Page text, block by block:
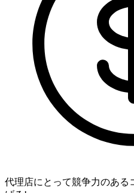
代理店にとって競争力のある